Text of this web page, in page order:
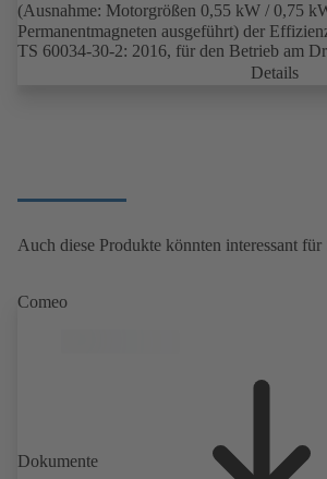
(Ausnahme: Motorgrößen 0,55 kW / 0,75
Permanentmagneten ausgeführt) der
TS 60034-30-2: 2016, für den Betrieb am
PumpDrive 2 oder KSB PumpDrive 2 Eco
Details
Auch diese Produkte könnten interessant für
Comeo
Dokumente